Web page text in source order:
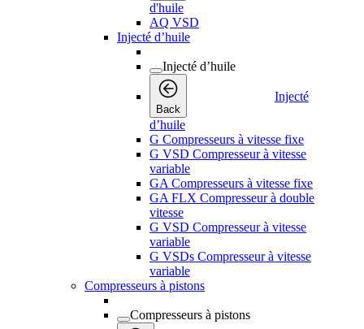
d'huile
AQ VSD
Injecté d’huile
Injecté d’huile
Back
Injecté
d’huile
G Compresseurs à vitesse fixe
G VSD Compresseur à vitesse
variable
GA Compresseurs à vitesse fixe
GA FLX Compresseur à double
vitesse
G VSD Compresseur à vitesse
variable
G VSDs Compresseur à vitesse
variable
Compresseurs à pistons
Compresseurs à pistons